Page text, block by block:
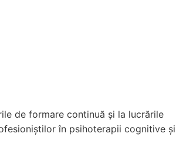
de formare continuă și la lucrările
în psihoterapii cognitive și